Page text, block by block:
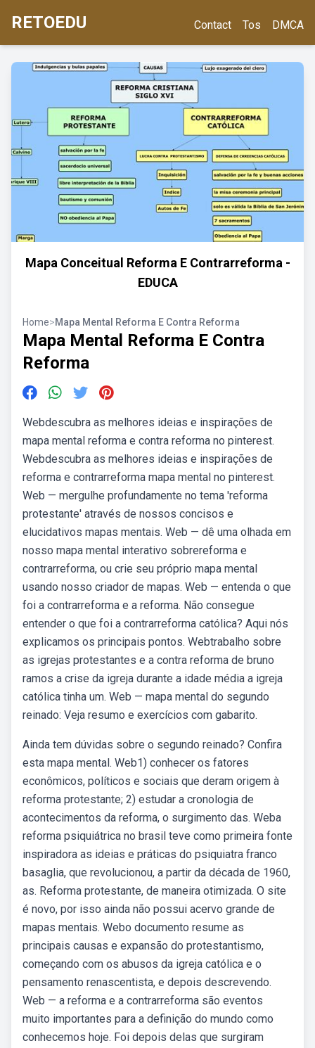
RETOEDU Contact Tos DMCA
Mapa Conceitual Reforma E Contrarreforma -
EDUCA
Home>Mapa Mental Reforma E Contra Reforma
Mapa Mental Reforma E Contra
Reforma
Webdescubra as melhores ideias e inspirações de
mapa mental reforma e contra reforma no pinterest.
Webdescubra as melhores ideias e inspirações de
reforma e contrarreforma mapa mental no pinterest.
Web — mergulhe profundamente no tema 'reforma
protestante' através de nossos concisos e
elucidativos mapas mentais. Web — dê uma olhada em
nosso mapa mental interativo sobrereforma e
contrarreforma, ou crie seu próprio mapa mental
usando nosso criador de mapas. Web — entenda o que
foi a contrarreforma e a reforma. Não consegue
entender o que foi a contrarreforma católica? Aqui nós
explicamos os principais pontos. Webtrabalho sobre
as igrejas protestantes e a contra reforma de bruno
ramos a crise da igreja durante a idade média a igreja
católica tinha um. Web — mapa mental do segundo
reinado: Veja resumo e exercícios com gabarito.
Ainda tem dúvidas sobre o segundo reinado? Confira
esta mapa mental. Web1) conhecer os fatores
econômicos, políticos e sociais que deram origem à
reforma protestante; 2) estudar a cronologia de
acontecimentos da reforma, o surgimento das. Weba
reforma psiquiátrica no brasil teve como primeira fonte
inspiradora as ideias e práticas do psiquiatra franco
basaglia, que revolucionou, a partir da década de 1960,
as. Reforma protestante, de maneira otimizada. O site
é novo, por isso ainda não possui acervo grande de
mapas mentais. Webo documento resume as
principais causas e expansão do protestantismo,
começando com os abusos da igreja católica e o
pensamento renascentista, e depois descrevendo.
Web — a reforma e a contrarreforma são eventos
muito importantes para a definição do mundo como
conhecemos hoje. Foi depois delas que surgiram